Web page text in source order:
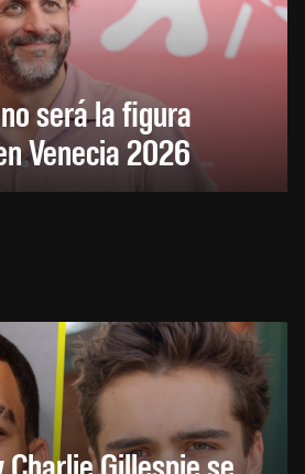
será la figura
Venecia 2026
Gillespie se